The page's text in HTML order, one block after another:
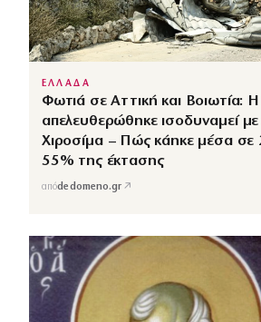
ΕΛΛΑΔΑ
Φωτιά σε Αττική και Βοιωτία: Η
απελευθερώθηκε ισοδυναμεί
Χιροσίμα – Πώς κάηκε μέσα σε
55% της έκτασης
απόdedomeno.gr ↗